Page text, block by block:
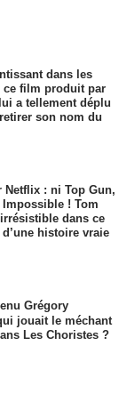
dans les
ce film produit par
a tellement déplu
son nom du
Netflix : ni Top Gun,
! Tom
dans ce
histoire vraie
Grégory
jouait le méchant
Les Choristes ?